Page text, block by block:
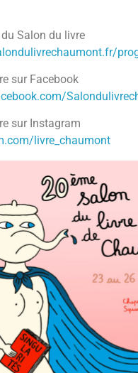
Salon du livre
sur Facebook
sur Instagram
livre_chaumont